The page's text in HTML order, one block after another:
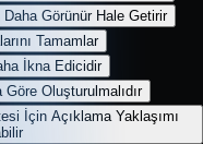
Daha Görünür Hale Getirir
Tamamlar
İkna Edicidir
Oluşturulmalıdır
İçin Açıklama Yaklaşımı